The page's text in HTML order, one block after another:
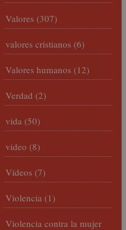
Valores (307)
valores cristianos (6)
Valores humanos (12)
Verdad (2)
vida (50)
video (8)
Vídeos (7)
Violencia (1)
Violencia contra la mujer